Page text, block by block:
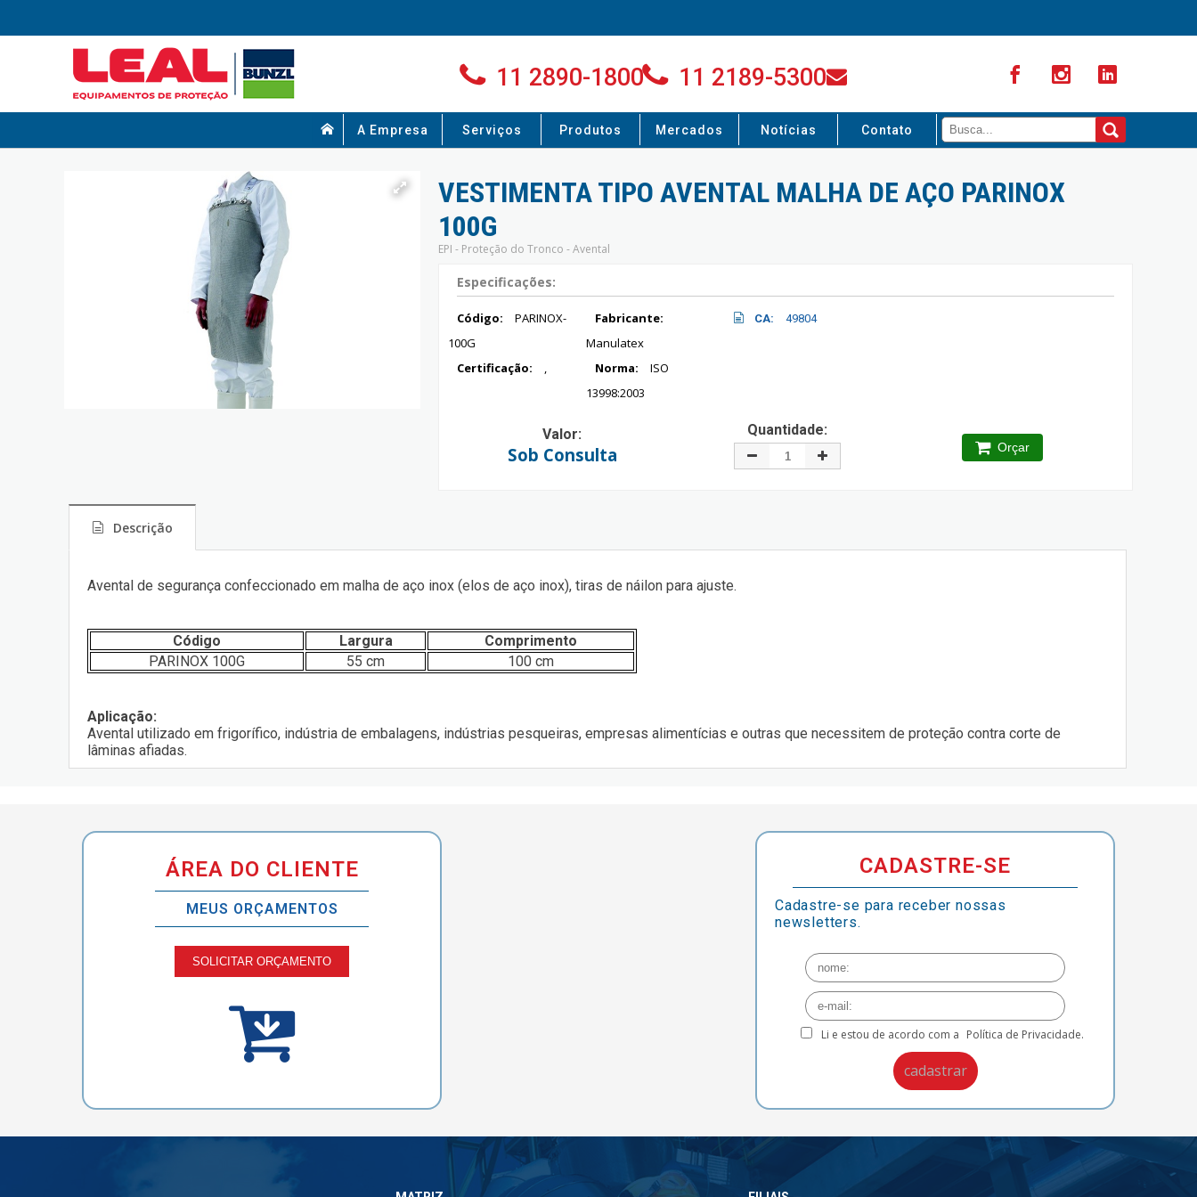
11 2890-1800 11 2189-5300
A Empresa Serviços Produtos Mercados Notícias Contato
VESTIMENTA TIPO AVENTAL MALHA DE AÇO PARINOX
100G
EPI - Proteção do Tronco - Avental
Especificações:
Código:
PARINOX-
100G
Fabricante:
Manulatex
CA: 49804
Certificação: , Norma:
ISO
13998:2003
Valor:
Sob Consulta
Quantidade:
Orçar
Descrição
Avental de segurança confeccionado em malha de aço inox (elos de aço inox), tiras de náilon para ajuste.
Código Largura
Comprimento
PARINOX 100G
55 cm 100 cm
Aplicação:
Avental utilizado em frigorífico, indústria de embalagens, indústrias pesqueiras, empresas alimentícias e outras que necessitem de proteção contra corte de
lâminas afiadas.
ÁREA DO CLIENTE
MEUS ORÇAMENTOS
SOLICITAR ORÇAMENTO
CADASTRE-SE
Cadastre-se para receber nossas
newsletters.
Li e estou de acordo com a Política de Privacidade.